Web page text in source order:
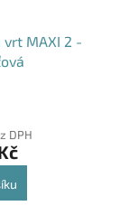
vrt MAXI 2 -
DPH